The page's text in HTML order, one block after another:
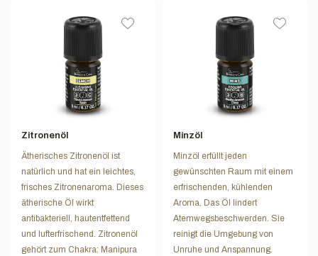
Zitronenöl
Ätherisches Zitronenöl ist
natürlich und hat ein leichtes,
frisches Zitronenaroma. Dieses
ätherische Öl wirkt
antibakteriell, hautentfettend
und lufterfrischend. Zitronenöl
gehört zum Chakra: Manipura
Minzöl
Minzöl erfüllt jeden
gewünschten Raum mit einem
erfrischenden, kühlenden
Aroma. Das Öl lindert
Atemwegsbeschwerden. Sie
reinigt die Umgebung von
Unruhe und Anspannung.